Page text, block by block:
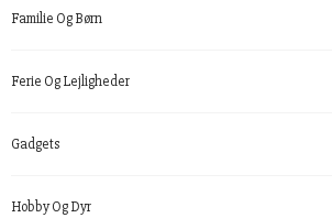
Familie Og Børn
Ferie Og Lejligheder
Gadgets
Hobby Og Dyr